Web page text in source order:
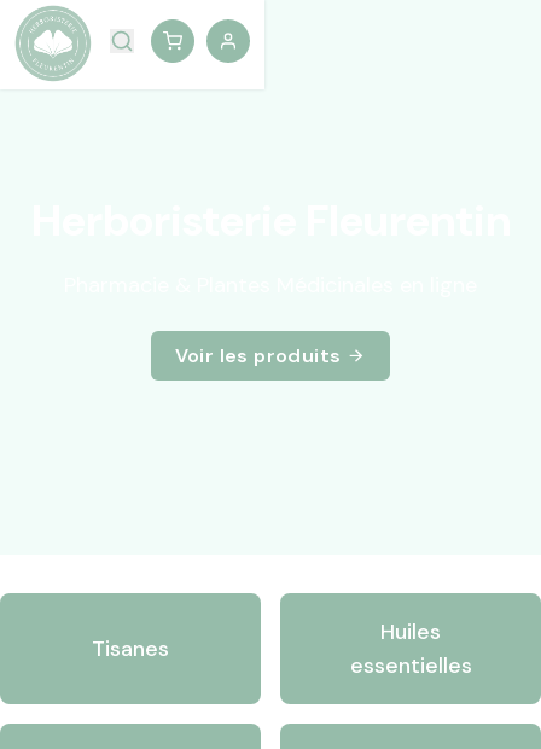
Voir les produits
Tisanes
Huiles
essentielles